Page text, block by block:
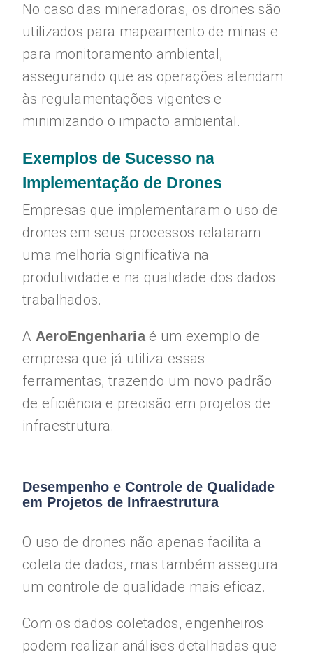
No caso das mineradoras, os drones são
utilizados para mapeamento de minas e
para monitoramento ambiental,
assegurando que as operações atendam
às regulamentações vigentes e
minimizando o impacto ambiental.
Exemplos de Sucesso na
Implementação de Drones
Empresas que implementaram o uso de
drones em seus processos relataram
uma melhoria significativa na
produtividade e na qualidade dos dados
trabalhados.
A AeroEngenhariaé um exemplo de
empresa que já utiliza essas
ferramentas, trazendo um novo padrão
de eficiência e precisão em projetos de
infraestrutura.
Desempenho e Controle de Qualidade
em Projetos de Infraestrutura
O uso de drones não apenas facilita a
coleta de dados, mas também assegura
um controle de qualidade mais eficaz.
Com os dados coletados, engenheiros
podem realizar análises detalhadas que